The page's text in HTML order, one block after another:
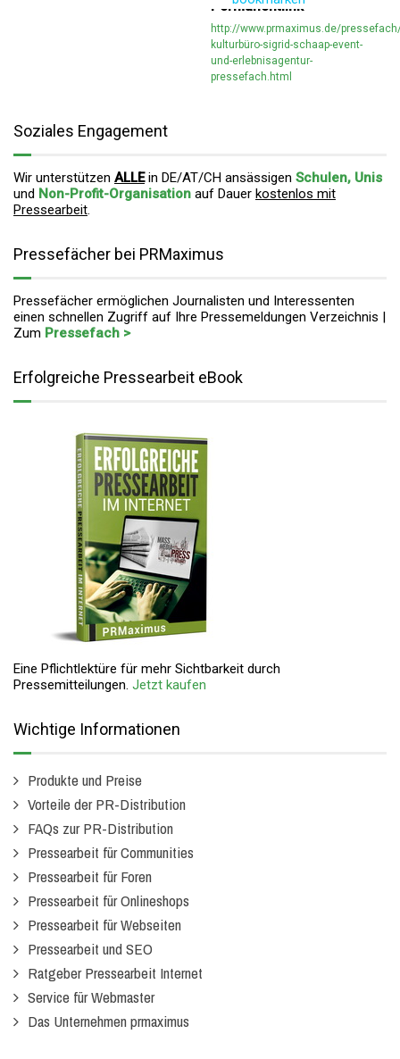
Permanentlink
http://www.prmaximus.de/
kulturbüro-sigrid-schaap-event-
und-erlebnisagentur-
pressefach.html
Soziales Engagement
Wir unterstützen ALLEin DE/AT/CH ansässigen Schulen, Unis
und Non-Profit-Organisation auf Dauer kostenlos mit
Pressearbeit.
Pressefächer bei PRMaximus
Pressefächer ermöglichen Journalisten und Interessenten
einen schnellen Zugriff auf Ihre Pressemeldungen Verzeichnis |
Zum Pressefach >
Erfolgreiche Pressearbeit eBook
Eine Pflichtlektüre für mehr Sichtbarkeit durch
Pressemitteilungen. Jetzt kaufen
Wichtige Informationen
Produkte und Preise
Vorteile der PR-Distribution
FAQs zur PR-Distribution
Pressearbeit für Communities
Pressearbeit für Foren
Pressearbeit für Onlineshops
Pressearbeit für Webseiten
Pressearbeit und SEO
Ratgeber Pressearbeit Internet
Service für Webmaster
Das Unternehmen prmaximus